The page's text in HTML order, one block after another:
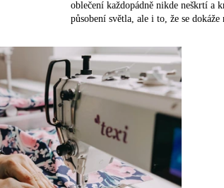
oblečení každopádně nikde neškrtí a
působení světla, ale i to, že se